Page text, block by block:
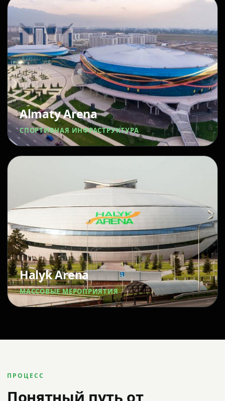
Almaty Arena
СПОРТИВНАЯ ИНФРАСТРУКТУРА
Halyk Arena
МАССОВЫЕ МЕРОПРИЯТИЯ
ПРОЦЕСС
Понятный путь от